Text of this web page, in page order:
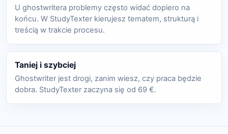
U ghostwritera problemy często widać dopiero na
końcu. W StudyTexter kierujesz tematem, strukturą i
treścią w trakcie procesu.
Taniej i szybciej
Ghostwriter jest drogi, zanim wiesz, czy praca będzie
dobra. StudyTexter zaczyna się od 69 €.